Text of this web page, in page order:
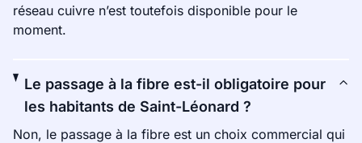
réseau cuivre n’est toutefois disponible pour le
moment.
Le passage à la fibre est-il obligatoire pour
les habitants de Saint-Léonard ?
Non, le passage à la fibre est un choix commercial qui